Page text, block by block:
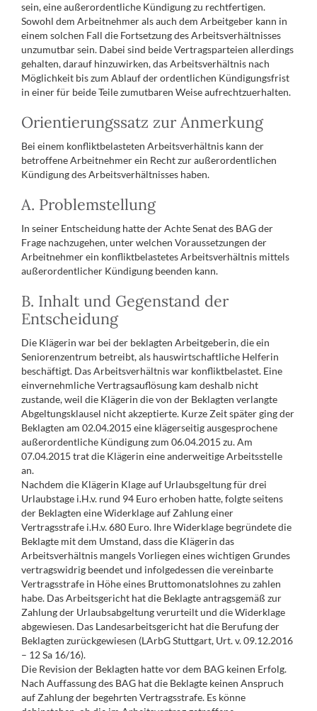
sein, eine außerordentliche Kündigung zu rechtfertigen.
Sowohl dem Arbeitnehmer als auch dem Arbeitgeber kann in
einem solchen Fall die Fortsetzung des Arbeitsverhältnisses
unzumutbar sein. Dabei sind beide Vertragsparteien allerdings
gehalten, darauf hinzuwirken, das Arbeitsverhältnis nach
Möglichkeit bis zum Ablauf der ordentlichen Kündigungsfrist
in einer für beide Teile zumutbaren Weise aufrechtzuerhalten.
Orientierungssatz zur Anmerkung
Bei einem konfliktbelasteten Arbeitsverhältnis kann der
betroffene Arbeitnehmer ein Recht zur außerordentlichen
Kündigung des Arbeitsverhältnisses haben.
A. Problemstellung
In seiner Entscheidung hatte der Achte Senat des BAG der
Frage nachzugehen, unter welchen Voraussetzungen der
Arbeitnehmer ein konfliktbelastetes Arbeitsverhältnis mittels
außerordentlicher Kündigung beenden kann.
B. Inhalt und Gegenstand der
Entscheidung
Die Klägerin war bei der beklagten Arbeitgeberin, die ein
Seniorenzentrum betreibt, als hauswirtschaftliche Helferin
beschäftigt. Das Arbeitsverhältnis war konfliktbelastet. Eine
einvernehmliche Vertragsauflösung kam deshalb nicht
zustande, weil die Klägerin die von der Beklagten verlangte
Abgeltungsklausel nicht akzeptierte. Kurze Zeit später ging der
Beklagten am 02.04.2015 eine klägerseitig ausgesprochene
außerordentliche Kündigung zum 06.04.2015 zu. Am
07.04.2015 trat die Klägerin eine anderweitige Arbeitsstelle
an.
Nachdem die Klägerin Klage auf Urlaubsgeltung für drei
Urlaubstage i.H.v. rund 94 Euro erhoben hatte, folgte seitens
der Beklagten eine Widerklage auf Zahlung einer
Vertragsstrafe i.H.v. 680 Euro. Ihre Widerklage begründete die
Beklagte mit dem Umstand, dass die Klägerin das
Arbeitsverhältnis mangels Vorliegen eines wichtigen Grundes
vertragswidrig beendet und infolgedessen die vereinbarte
Vertragsstrafe in Höhe eines Bruttomonatslohnes zu zahlen
habe. Das Arbeitsgericht hat die Beklagte antragsgemäß zur
Zahlung der Urlaubsabgeltung verurteilt und die Widerklage
abgewiesen. Das Landesarbeitsgericht hat die Berufung der
Beklagten zurückgewiesen (LArbG Stuttgart, Urt. v. 09.12.2016
– 12 Sa 16/16).
Die Revision der Beklagten hatte vor dem BAG keinen Erfolg.
Nach Auffassung des BAG hat die Beklagte keinen Anspruch
auf Zahlung der begehrten Vertragsstrafe. Es könne